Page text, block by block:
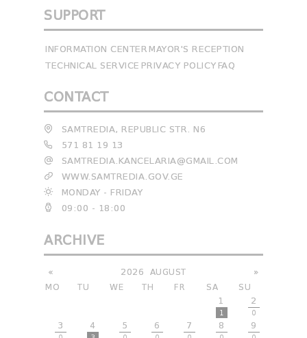
SUPPORT
INFORMATION CENTER MAYOR'S RECEPTION
TECHNICAL SERVICE PRIVACY POLICY FAQ
CONTACT
SAMTREDIA, REPUBLIC STR. N6
571 81 19 13
SAMTREDIA.KANCELARIA@GMAIL.COM
WWW.SAMTREDIA.GOV.GE
MONDAY - FRIDAY
09:00 - 18:00
ARCHIVE
« »
2026
AUGUST
MO
TU WE TH FR SA
SU
1
1
2
0
3 4 5 6 7 8 9